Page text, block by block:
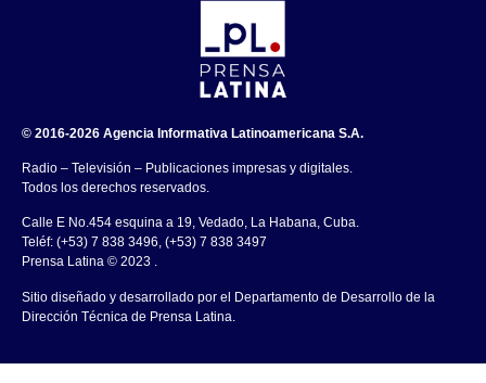
© 2016-2026 Agencia Informativa Latinoamericana S.A.
Radio – Televisión – Publicaciones impresas y digitales.
Todos los derechos reservados.
Calle E No.454 esquina a 19, Vedado, La Habana, Cuba.
Teléf: (+53) 7 838 3496, (+53) 7 838 3497
Prensa Latina © 2023 .
Sitio diseñado y desarrollado por el Departamento de Desarrollo de la
Dirección Técnica de Prensa Latina.